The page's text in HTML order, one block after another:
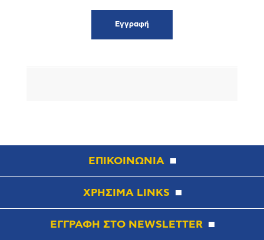
ΕΠΙΚΟΙΝΩΝΙΑ
ΧΡΗΣΙΜΑ LINKS
ΕΓΓΡΑΦΗ ΣΤΟ NEWSLETTER